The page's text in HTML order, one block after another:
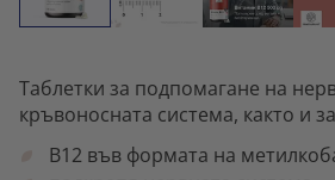
Таблетки за подпомагане на
кръвоносната система, както и
B12 във формата на